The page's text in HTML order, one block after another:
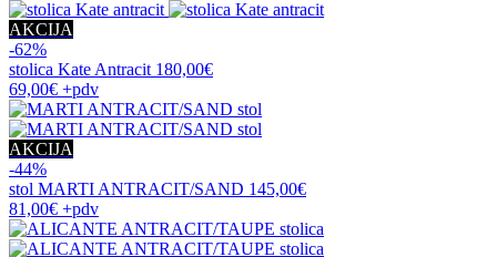
AKCIJA
-62%
stolica Kate Antracit 180,00€
69,00€ +pdv
AKCIJA
-44%
stol MARTI ANTRACIT/SAND 145,00€
81,00€ +pdv